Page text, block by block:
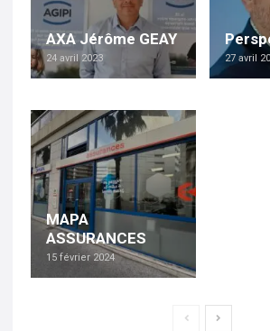
AXA Jérôme GEAY
24 avril 2023 27 avril
MAPA
ASSURANCES
15 février 2024